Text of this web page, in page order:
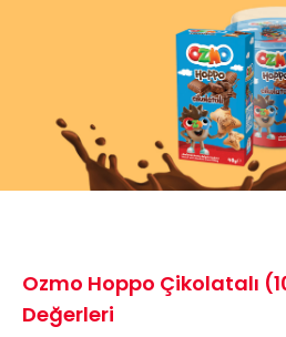
Ozmo Hoppo Çikolatalı
Değerleri